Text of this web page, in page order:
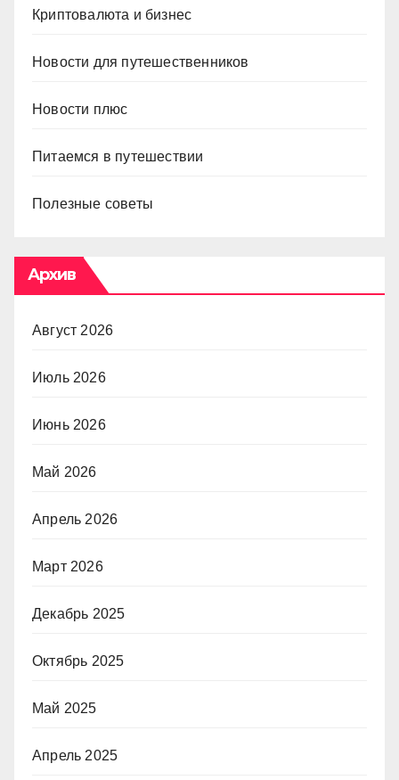
Криптовалюта и бизнес
Новости для путешественников
Новости плюс
Питаемся в путешествии
Полезные советы
Архив
Август 2026
Июль 2026
Июнь 2026
Май 2026
Апрель 2026
Март 2026
Декабрь 2025
Октябрь 2025
Май 2025
Апрель 2025